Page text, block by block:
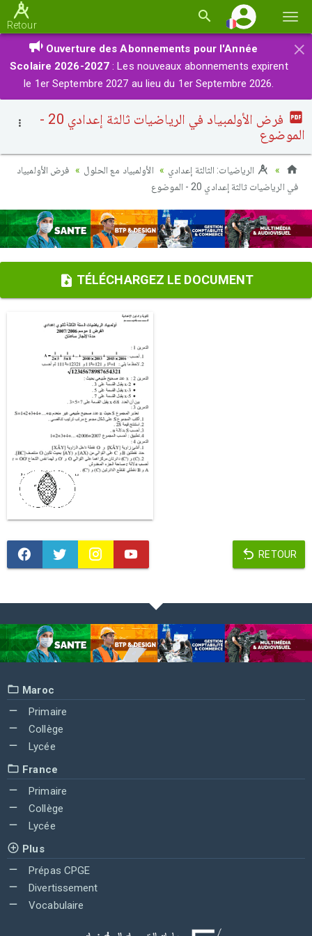
la
Retour
×
Ouverture des Abonnements pour l'Année
Scolaire 2026-2027 : Les nouveaux abonnements expirent
le 1er Septembre 2027 au lieu du 1er Septembre 2026.
فرض الأولمبياد في الرياضيات ثالثة إعدادي 20 -
الموضوع
الرياضيات: الثالثة إعدادي الأولمبياد مع الحلول
فرض الأولمبياد
في الرياضيات ثالثة إعدادي 20 - الموضوع
TÉLÉCHARGEZ LE DOCUMENT
RETOUR
Maroc
Primaire
Collège
Lycée
France
Primaire
Collège
Lycée
Plus
Prépas CPGE
Divertissement
Vocabulaire